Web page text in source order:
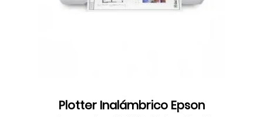
Plotter Inalámbrico Epson